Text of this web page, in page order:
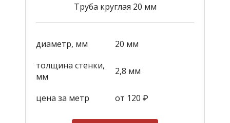
Труба круглая 20 мм
диаметр, мм
20 мм
толщина стенки,
мм
2,8 мм
цена за метр от 120 ₽